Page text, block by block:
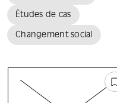
Études de cas
Changement social